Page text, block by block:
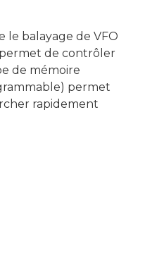
le balayage de VFO
de contrôler
de mémoire
permet
rapidement